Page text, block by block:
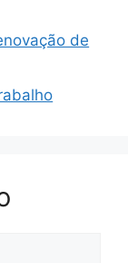
de